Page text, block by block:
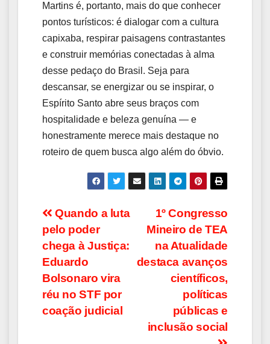
Martins é, portanto, mais do que conhecer
pontos turísticos: é dialogar com a cultura
capixaba, respirar paisagens contrastantes
e construir memórias conectadas à alma
desse pedaço do Brasil. Seja para
descansar, se energizar ou se inspirar, o
Espírito Santo abre seus braços com
hospitalidade e beleza genuína — e
honestramente merece mais destaque no
roteiro de quem busca algo além do óbvio.
Navegação
de
Post
1º Congresso
Mineiro de TEA
na Atualidade
destaca avanços
científicos,
políticas
públicas e
inclusão social
Quando a luta
pelo poder
chega à Justiça:
Eduardo
Bolsonaro vira
réu no STF por
coação judicial